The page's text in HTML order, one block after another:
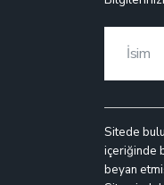
Sitede
içeriğinde
beyan